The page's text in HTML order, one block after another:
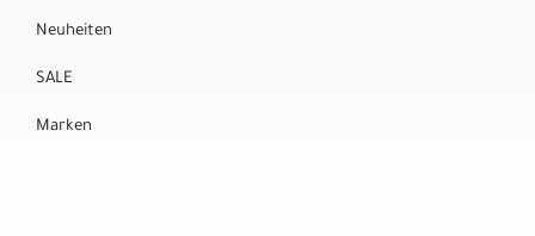
Neuheiten
SALE
Marken